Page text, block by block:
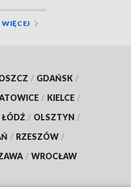
/ GDAŃSK /
/ KIELCE /
ŁÓDŹ / OLSZTYN /
/ RZESZÓW /
/ WROCŁAW